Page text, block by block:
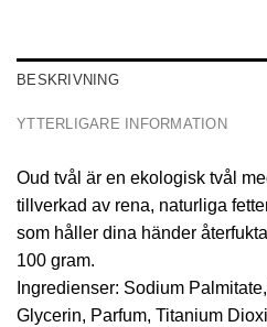
BESKRIVNING
YTTERLIGARE INFORMATION
Oud tvål är en ekologisk tvål
tillverkad av rena, naturliga
som håller dina händer
100 gram.
Ingredienser: Sodium
Glycerin, Parfum, Titanium